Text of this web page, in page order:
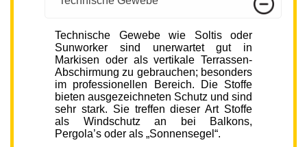
Technische Gewebe wie Soltis oder
Sunworker sind unerwartet gut in
Markisen oder als vertikale Terrassen-
Abschirmung zu gebrauchen; besonders
im professionellen Bereich. Die Stoffe
bieten ausgezeichneten Schutz und sind
sehr stark. Sie treffen dieser Art Stoffe
als Windschutz an bei Balkons,
Pergola’s oder als „Sonnensegel“.